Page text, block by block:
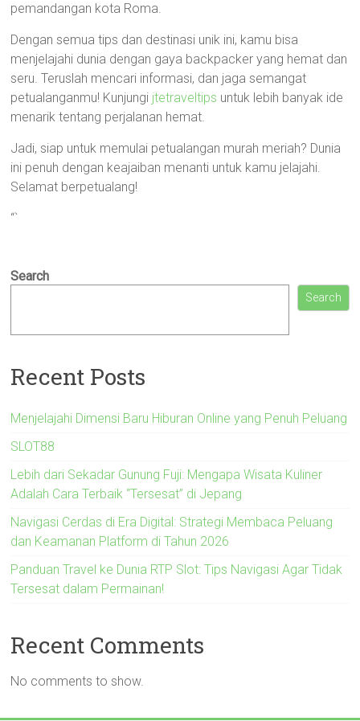
pemandangan kota Roma.
Dengan semua tips dan destinasi unik ini, kamu bisa
menjelajahi dunia dengan gaya backpacker yang hemat dan
seru. Teruslah mencari informasi, dan jaga semangat
petualanganmu! Kunjungi jtetraveltips untuk lebih banyak ide
menarik tentang perjalanan hemat.
Jadi, siap untuk memulai petualangan murah meriah? Dunia
ini penuh dengan keajaiban menanti untuk kamu jelajahi.
Selamat berpetualang!
“`
Search
Search
Recent Posts
Menjelajahi Dimensi Baru Hiburan Online yang Penuh Peluang
SLOT88
Lebih dari Sekadar Gunung Fuji: Mengapa Wisata Kuliner
Adalah Cara Terbaik “Tersesat” di Jepang
Navigasi Cerdas di Era Digital: Strategi Membaca Peluang
dan Keamanan Platform di Tahun 2026
Panduan Travel ke Dunia RTP Slot: Tips Navigasi Agar Tidak
Tersesat dalam Permainan!
Recent Comments
No comments to show.